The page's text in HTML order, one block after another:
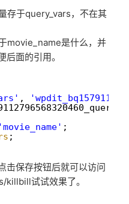
存于query_vars，不在其
movie_name是什么，并
面的引用。
,
'movie_name' ;
;
击保存按钮后就可以访问
试试效果了。